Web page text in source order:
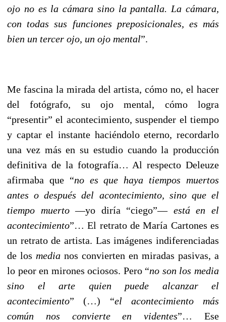
ojo no es la cámara sino la pantalla. La cámara,
con todas sus funciones preposicionales, es más
bien un tercer ojo, un ojo mental”.
Me fascina la mirada del artista, cómo no, el hacer
del fotógrafo, su ojo mental, cómo logra
“presentir” el acontecimiento, suspender el tiempo
y captar el instante haciéndolo eterno, recordarlo
una vez más en su estudio cuando la producción
definitiva de la fotografía… Al respecto Deleuze
afirmaba que “no es que haya tiempos muertos
antes o después del acontecimiento, sino que el
tiempo muerto––yo diría “ciego”––está en el
acontecimiento”… El retrato de María Cartones es
un retrato de artista. Las imágenes indiferenciadas
de los media nos convierten en miradas pasivas, a
lo peor en mirones ociosos. Pero “no son los media
sino el arte quien puede alcanzar el
acontecimiento” (…) “el acontecimiento más
común nos convierte en videntes”… Ese